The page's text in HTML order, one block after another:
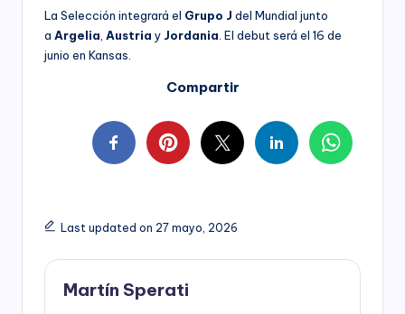
La Selección integrará el Grupo J del Mundial junto
a Argelia Austria y Jordania . El debut será el 16 de
junio en Kansas.
Compartir
Last updated on 27 mayo, 2026
Martín Sperati